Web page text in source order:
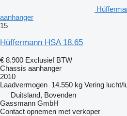
aanhanger
15
Hüffermann HSA 18.65
€ 8.900 Exclusief BTW
Chassis aanhanger
2010
Laadvermogen 14.550 kg Vering lucht/
Duitsland, Bovenden
Gassmann GmbH
Contact opnemen met verkoper